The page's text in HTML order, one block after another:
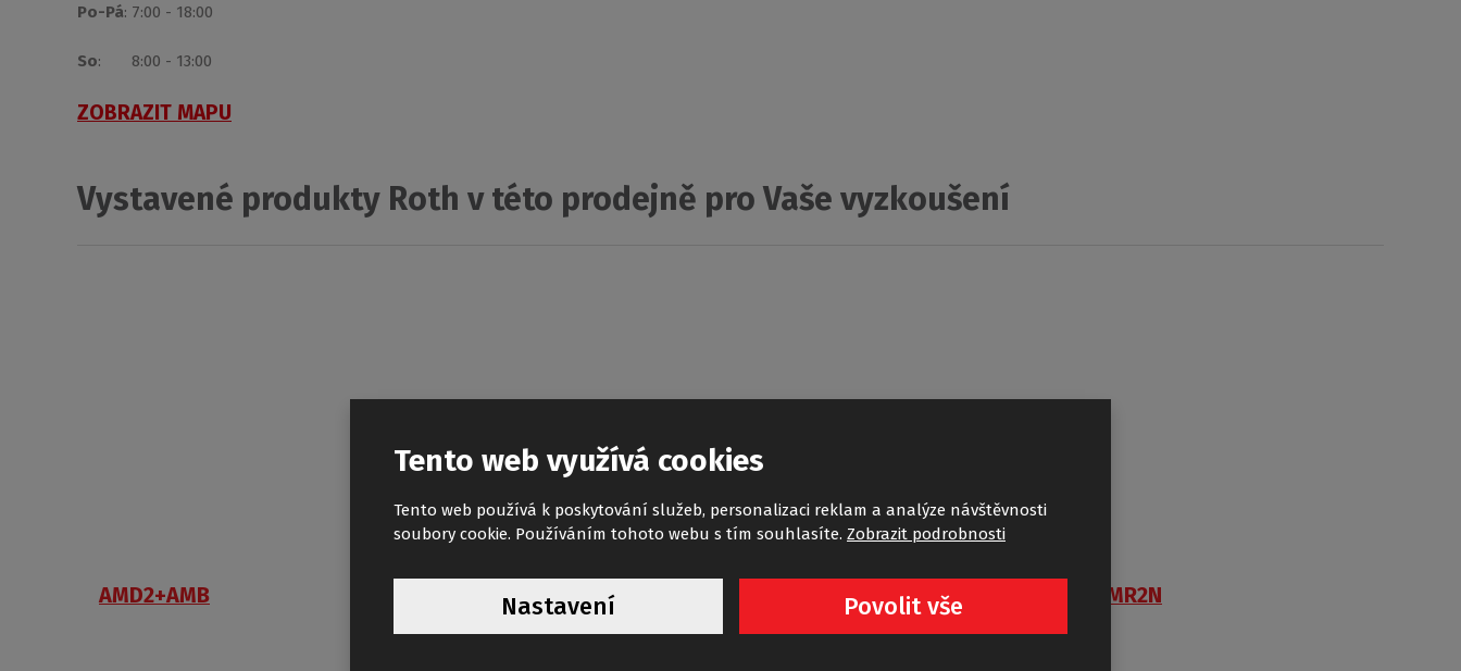
Po-Pá: 7:00 - 18:00
So: 8:00 - 13:00
ZOBRAZIT MAPU
Vystavené produkty Roth v této prodejně pro Vaše vyzkoušení
AMD2+AMB TAHITI-M AMR2N
Tento web využívá cookies
Tento web používá k poskytování služeb, personalizaci reklam a analýze návštěvnosti
soubory cookie. Používáním tohoto webu s tím souhlasíte. Zobrazit podrobnosti
Nastavení Povolit vše